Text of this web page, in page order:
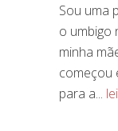
Sou uma
o umbigo
minha
começou
para a...